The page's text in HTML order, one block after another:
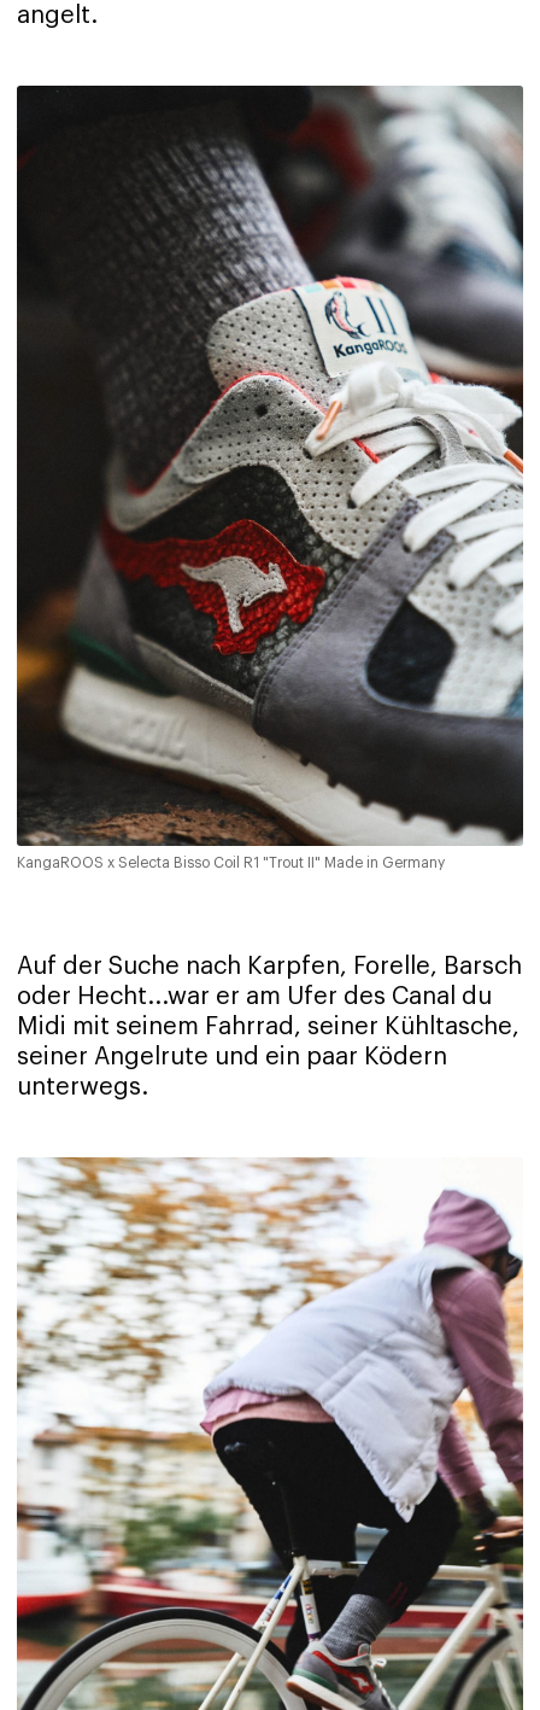
angelt.
KangaROOS x Selecta Bisso Coil R1 "Trout II" Made in Germany
Auf der Suche nach Karpfen, Forelle, Barsch
oder Hecht...war er am Ufer des Canal du
Midi mit seinem Fahrrad, seiner Kühltasche,
seiner Angelrute und ein paar Ködern
unterwegs.